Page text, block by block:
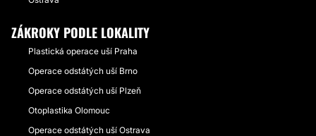
ZÁKROKY PODLE LOKALITY
Plastická operace uší Praha
Operace odstátých uší Brno
Operace odstátých uší Plzeň
Otoplastika Olomouc
Operace odstátých uší Ostrava